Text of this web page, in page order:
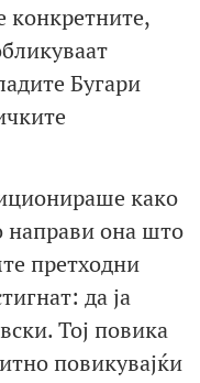
конкретните,
Бугари
како
направи она што
претходни
да ја
Тој повика
повикувајќи